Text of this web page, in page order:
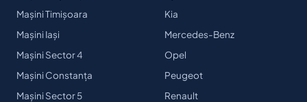
Mașini Timișoara
Mașini Iași
Mașini Sector 4
Mașini Constanța
Mașini Sector 5
Kia
Mercedes-Benz
Opel
Peugeot
Renault